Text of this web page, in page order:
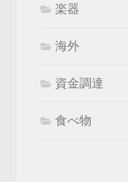
楽器
海外
資金調達
食べ物